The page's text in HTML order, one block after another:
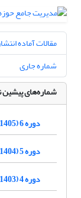
مقالات آماده
شماره جاری
شماره‌های پیشین
دوره 6 (1405)
دوره 5 (1404)
دوره 4 (1403)